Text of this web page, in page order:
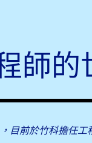
師的
目前於竹科擔任工